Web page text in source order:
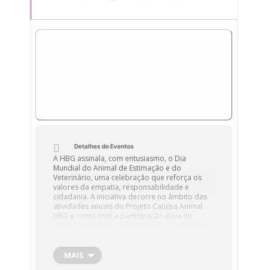
Detalhes do Eventos
A HBG assinala, com entusiasmo, o Dia
Mundial do Animal de Estimação e do
Veterinário, uma celebração que reforça os
valores da empatia, responsabilidade e
cidadania. A iniciativa decorre no âmbito das
atividades anuais do Projeto Ca(u)sa Animal
HBG e conta com a participação ativa de
Este ano, a escola orgulha-se de se unir à
comemoração promovida pela Câmara
MAIS